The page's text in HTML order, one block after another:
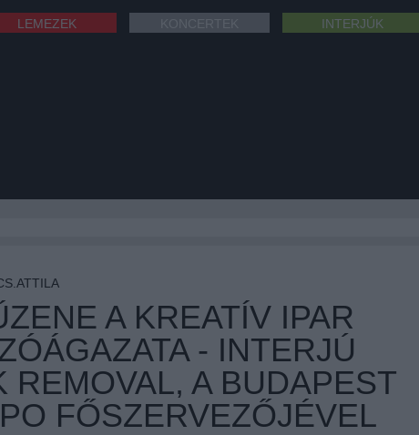
LEMEZEK INTERJÚK
A KREATÍV IPAR
- INTERJÚ
REMOVAL, A BUDAPEST
FŐSZERVEZŐJÉVEL